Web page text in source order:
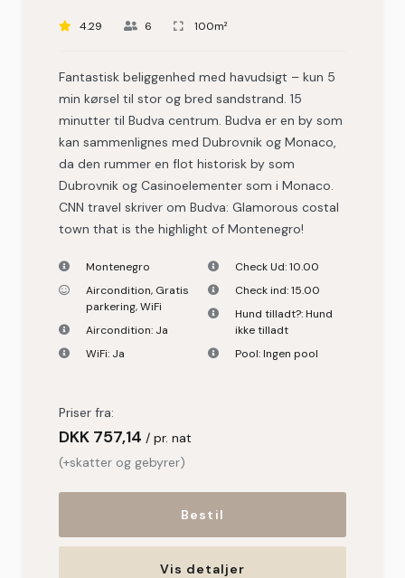
4.29 6 100m²
Fantastisk beliggenhed med havudsigt – kun 5
min kørsel til stor og bred sandstrand. 15
minutter til Budva centrum. Budva er en by som
kan sammenlignes med Dubrovnik og Monaco,
da den rummer en flot historisk by som
Dubrovnik og Casinoelementer som i Monaco.
CNN travel skriver om Budva: Glamorous costal
town that is the highlight of Montenegro!
Montenegro
Aircondition, Gratis
parkering,WiFi
Aircondition: Ja
WiFi: Ja
Check Ud:10.00
Check ind:15.00
Hund tilladt?:Hund
ikke tilladt
Pool:Ingen pool
Priser fra:
DKK 757,14
pr. nat
(+skatter og gebyrer)
Bestil
Vis detaljer